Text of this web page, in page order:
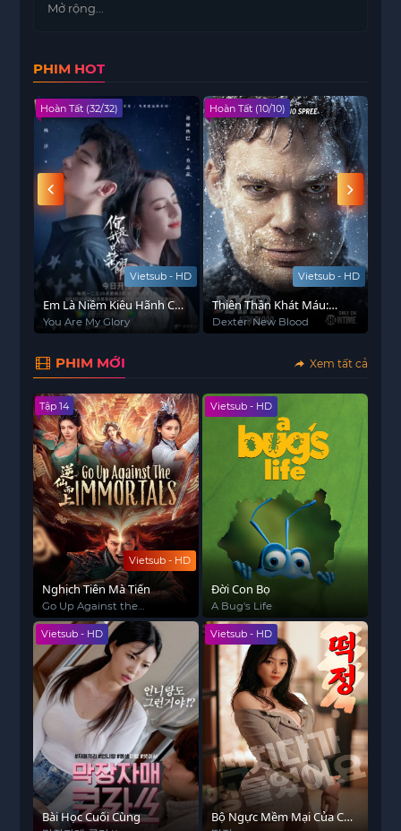
Mở rộng...
PHIM HOT
Vietsub - HD
Hoàn Tất (32/32)
Em Là Niềm Kiêu Hãnh Của
Anh
You Are My Glory
Vietsub - HD
Hoàn Tất (10/10)
Thiên Thần Khát Máu:
Dòng Máu Mới
Dexter: New Blood
PHIM MỚI Xem tất cả
Vietsub - HD
Tập 14
Nghịch Tiên Mà Tiến
Go Up Against the
Immortals
Vietsub - HD
Đời Con Bọ
A Bug's Life
Vietsub - HD
Bài Học Cuối Cùng
Vietsub - HD
Bộ Ngực Mềm Mại Của Chị